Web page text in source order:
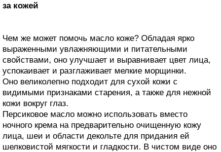
за кожей
Чем же может помочь масло коже? Обладая ярко
выраженными увлажняющими и питательными
свойствами, оно улучшает и выравнивает цвет лица,
успокаивает и разглаживает мелкие морщинки.
Оно великолепно подходит для сухой кожи с
видимыми признаками старения, а также для нежной
кожи вокруг глаз.
Персиковое масло можно использовать вместо
ночного крема на предварительно очищенную кожу
лица, шеи и области декольте для придания ей
шелковистой мягкости и гладкости. В чистом виде оно